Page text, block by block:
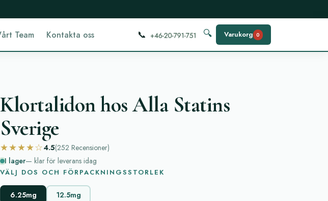
Team Kontakta oss 📞 🔍 Varukorg 0
Klortalidon hos Alla Statins
Sverige
★★★★☆4.5(252 Recensioner)
I lager— klar för leverans idag
VÄLJ DOS OCH FÖRPACKNINGSSTORLEK
6.25mg 12.5mg